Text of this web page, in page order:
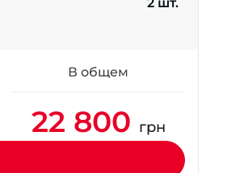
+38 (098) 911-911-4
- Донецкое шоссе
+38 (050)-911-911-2
- Щепкина
+38 (099)-643-33-77
В общем
22 800 грн